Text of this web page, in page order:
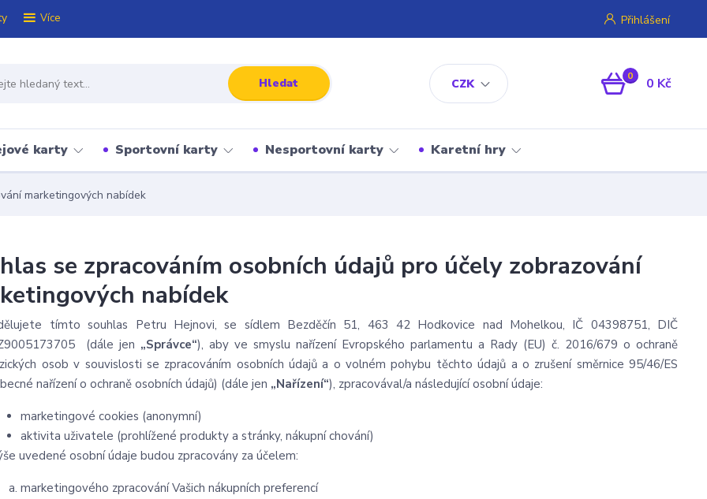
Více
CZK
Přihlášení
Hledat 0 0 Kč
karty Sportovní karty Nesportovní karty Karetní hry
marketingových nabídek
se zpracováním osobních údajů pro účely zobrazování
nabídek
tímto souhlas Petru Hejnovi, se sídlem Bezděčín 51, 463 42 Hodkovice nad Mohelkou, IČ 04398751, DIČ
(dále jen „Správce“), aby ve smyslu nařízení Evropského parlamentu a Rady (EU) č. 2016/679 o ochraně
osob v souvislosti se zpracováním osobních údajů a o volném pohybu těchto údajů a o zrušení směrnice 95/46/ES
nařízení o ochraně osobních údajů) (dále jen „Nařízení“), zpracovával/a následující osobní údaje:
marketingové cookies (anonymní)
aktivita uživatele (prohlížené produkty a stránky, nákupní chování)
uvedené osobní údaje budou zpracovány za účelem:
marketingového zpracování Vašich nákupních preferencí